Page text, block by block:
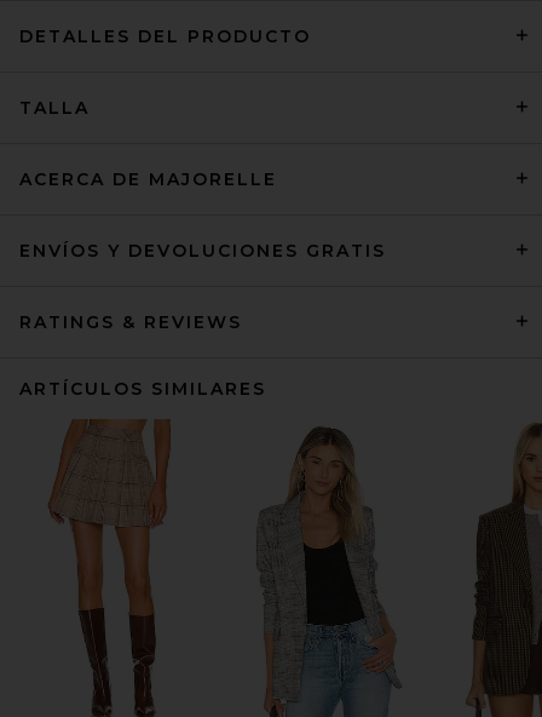
DETALLES DEL PRODUCTO
TALLA
ACERCA DE MAJORELLE
ENVÍOS Y DEVOLUCIONES GRATIS
RATINGS & REVIEWS
ARTÍCULOS SIMILARES